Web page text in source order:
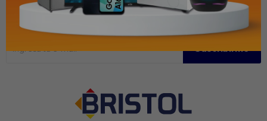
Suscríbase para obtener información sobre productos y cupones